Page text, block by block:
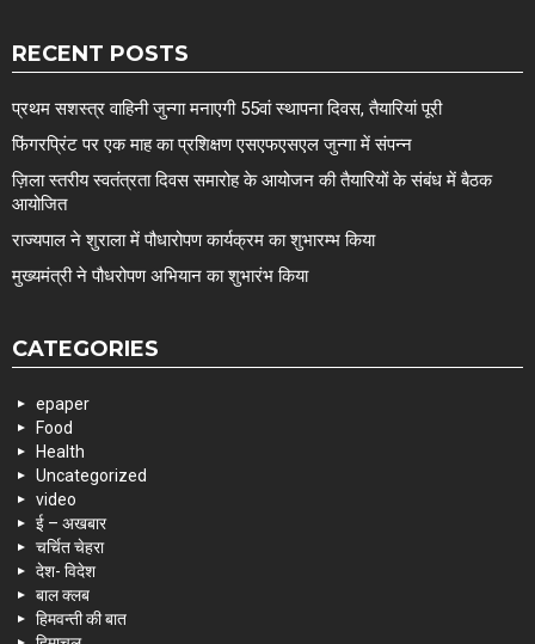
RECENT POSTS
प्रथम सशस्त्र वाहिनी जुन्गा मनाएगी 55वां स्थापना दिवस, तैयारियां पूरी
फिंगरप्रिंट पर एक माह का प्रशिक्षण एसएफएसएल जुन्गा में संपन्न
ज़िला स्तरीय स्वतंत्रता दिवस समारोह के आयोजन की तैयारियों के संबंध में बैठक
आयोजित
राज्यपाल ने शुराला में पौधारोपण कार्यक्रम का शुभारम्भ किया
मुख्यमंत्री ने पौधरोपण अभियान का शुभारंभ किया
CATEGORIES
epaper
Food
Health
Uncategorized
video
ई – अखबार
चर्चित चेहरा
देश- विदेश
बाल क्लब
हिमवन्ती की बात